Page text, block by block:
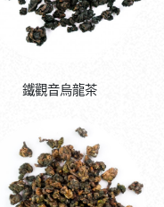
鐵觀音烏龍茶